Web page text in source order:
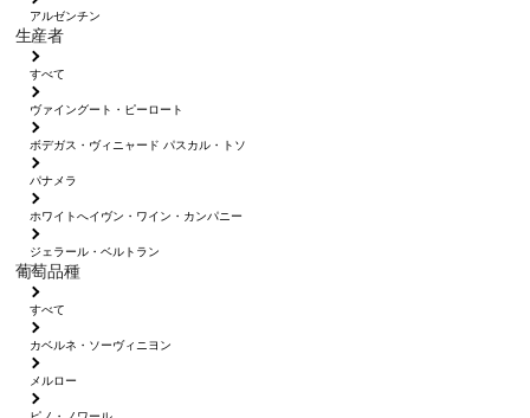
アルゼンチン
生産者
すべて
ヴァイングート・ピーロート
ボデガス・ヴィニャード パスカル・トソ
パナメラ
ホワイトへイヴン・ワイン・カンパニー
ジェラール・ベルトラン
葡萄品種
すべて
カベルネ・ソーヴィニヨン
メルロー